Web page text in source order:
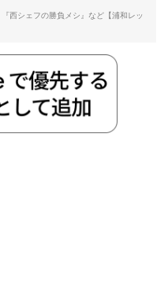
e
西シェフの勝負メシ』など【浦和レッ